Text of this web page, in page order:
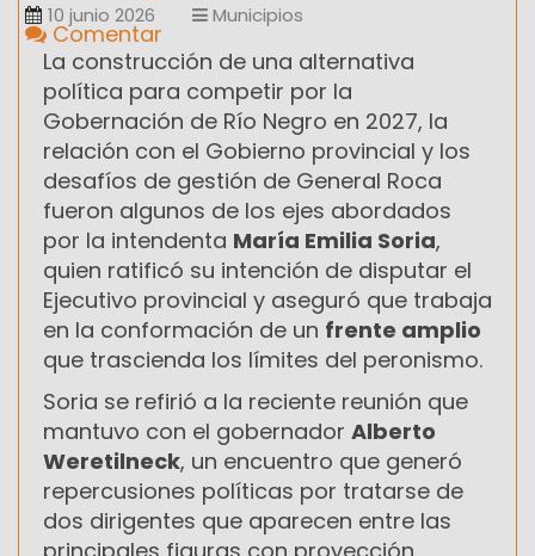
10 junio 2026 Municipios
Comentar
La construcción de una alternativa
política para competir por la
Gobernación de Río Negro en 2027, la
relación con el Gobierno provincial y los
desafíos de gestión de General Roca
fueron algunos de los ejes abordados
por la intendenta María Emilia Soria,
quien ratificó su intención de disputar el
Ejecutivo provincial y aseguró que trabaja
en la conformación de un frente amplio
que trascienda los límites del peronismo.
Soria se refirió a la reciente reunión que
mantuvo con el gobernador Alberto
Weretilneck, un encuentro que generó
repercusiones políticas por tratarse de
dos dirigentes que aparecen entre las